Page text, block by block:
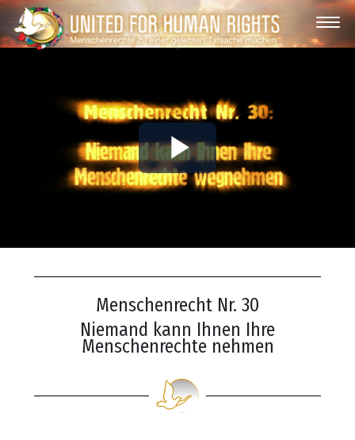
Play
Menschenrecht Nr. 30
Niemand kann Ihnen Ihre
Menschenrechte nehmen